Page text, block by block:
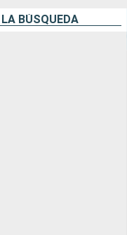
BÚSQUEDA